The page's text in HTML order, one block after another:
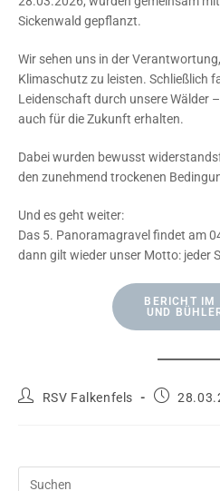
Sickenwald gepflanzt.
Wir sehen uns in der
Klimaschutz zu leisten. Schließlich
Leidenschaft durch unsere Wälder
auch für die Zukunft erhalten.
Dabei wurden bewusst
den zunehmend trockenen
Und es geht weiter:
Das 5. Panoramagravel findet am
dann gilt wieder unser Motto: jeder
BERICHT IM
UND
Beitrags-
RSV Falkenfels
Beitrag